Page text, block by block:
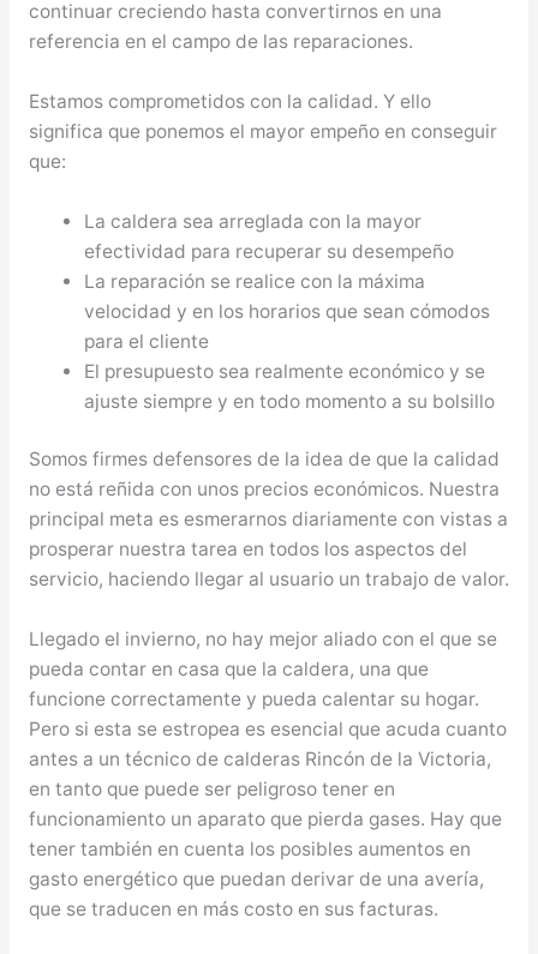
continuar creciendo hasta convertirnos en una
referencia en el campo de las reparaciones.
Estamos comprometidos con la calidad. Y ello
significa que ponemos el mayor empeño en conseguir
que:
La caldera sea arreglada con la mayor
efectividad para recuperar su desempeño
La reparación se realice con la máxima
velocidad y en los horarios que sean cómodos
para el cliente
El presupuesto sea realmente económico y se
ajuste siempre y en todo momento a su bolsillo
Somos firmes defensores de la idea de que la calidad
no está reñida con unos precios económicos. Nuestra
principal meta es esmerarnos diariamente con vistas a
prosperar nuestra tarea en todos los aspectos del
servicio, haciendo llegar al usuario un trabajo de valor.
Llegado el invierno, no hay mejor aliado con el que se
pueda contar en casa que la caldera, una que
funcione correctamente y pueda calentar su hogar.
Pero si esta se estropea es esencial que acuda cuanto
antes a un técnico de calderas Rincón de la Victoria,
en tanto que puede ser peligroso tener en
funcionamiento un aparato que pierda gases. Hay que
tener también en cuenta los posibles aumentos en
gasto energético que puedan derivar de una avería,
que se traducen en más costo en sus facturas.